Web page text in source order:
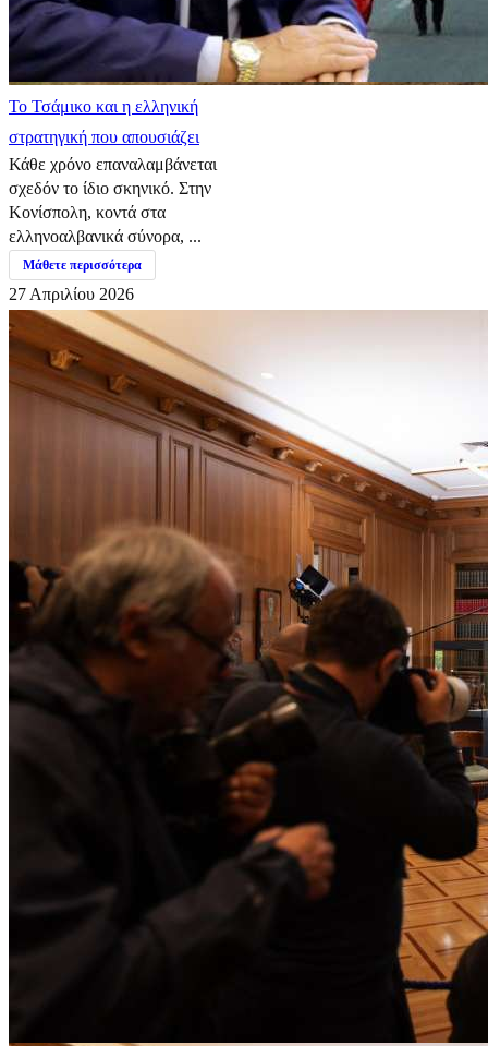
​Το Τσάμικο και η ελληνική
στρατηγική που απουσιάζει
Κάθε χρόνο επαναλαμβάνεται
σχεδόν το ίδιο σκηνικό. Στην
Κονίσπολη, κοντά στα
ελληνοαλβανικά σύνορα, ...
Μάθετε περισσότερα
27 Απριλίου 2026